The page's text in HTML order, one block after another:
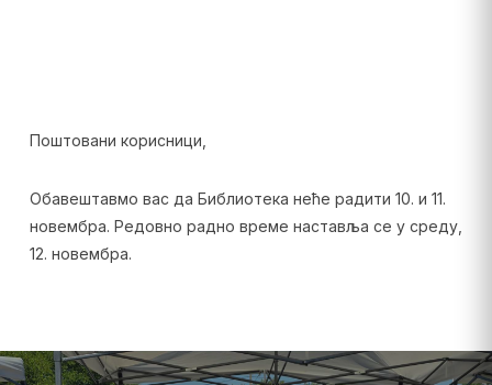
Поштовани корисници,
Обавештавмо вас да Библиотека неће радити 10. и 11.
новембра. Редовно радно време наставља се у среду,
12. новембра.